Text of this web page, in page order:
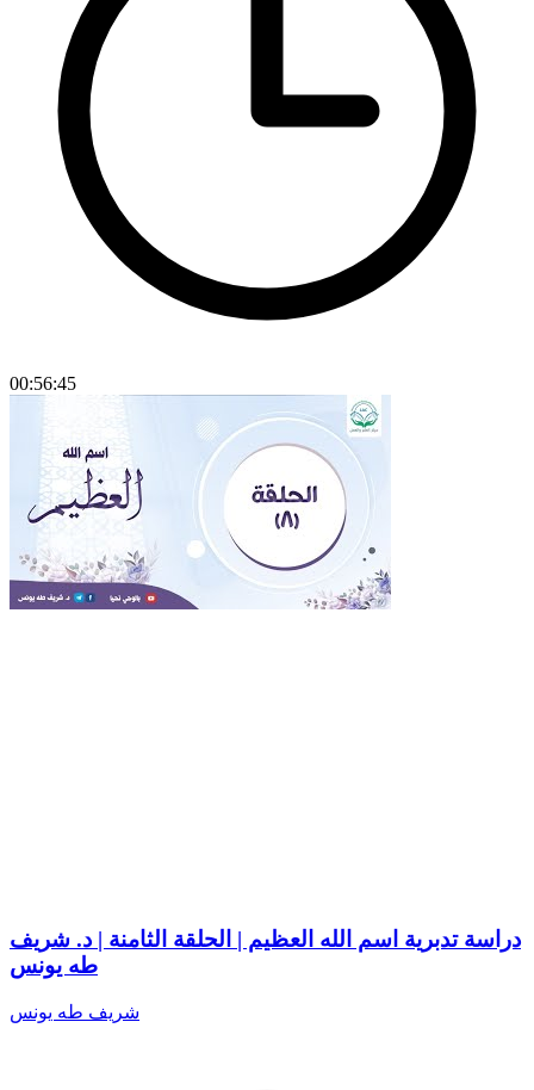
00:56:45
دراسة تدبرية اسم الله العظيم | الحلقة الثامنة | د. شريف
طه يونس
شريف طه يونس